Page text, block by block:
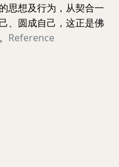
思想及行为，从契合一
、圆成自己，这正是佛
Reference